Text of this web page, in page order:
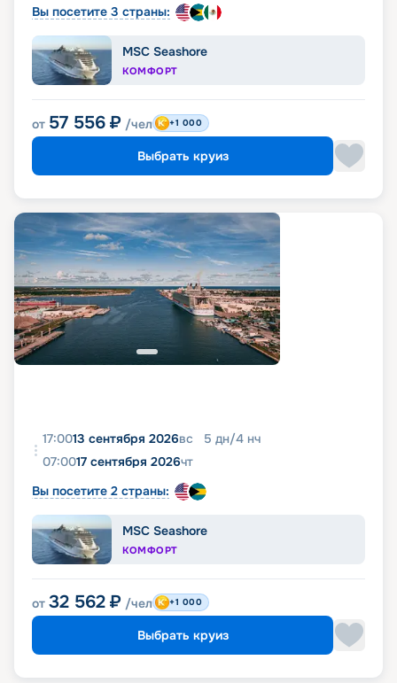
Вы посетите 3 страны:
MSC Seashore
КОМФОРТ
от 57 556 ₽ /чел +1 000
Выбрать круиз
17:0013 сентября 2026вс 5 дн/4 нч
07:0017 сентября 2026чт
Вы посетите 2 страны:
MSC Seashore
КОМФОРТ
от 32 562 ₽ /чел +1 000
Выбрать круиз